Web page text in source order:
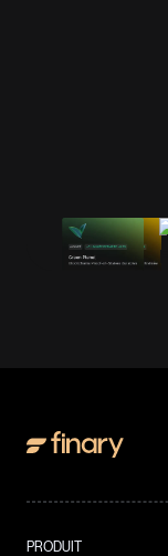
PRODUIT